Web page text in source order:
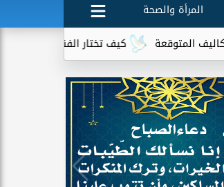
المرأة والصحة
كيف تختار الفندق المناسب قبل الحجز؟ 10 نقاط يجب الانتباه إليها